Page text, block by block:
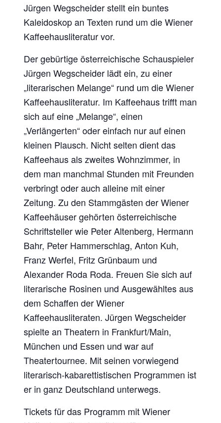
Jürgen Wegscheider stellt ein buntes
Kaleidoskop an Texten rund um die Wiener
Kaffeehausliteratur vor.
Der gebürtige österreichische Schauspieler
Jürgen Wegscheider lädt ein, zu einer
„literarischen Melange“ rund um die Wiener
Kaffeehausliteratur. Im Kaffeehaus trifft man
sich auf eine „Melange“, einen
„Verlängerten“ oder einfach nur auf einen
kleinen Plausch. Nicht selten dient das
Kaffeehaus als zweites Wohnzimmer, in
dem man manchmal Stunden mit Freunden
verbringt oder auch alleine mit einer
Zeitung. Zu den Stammgästen der Wiener
Kaffeehäuser gehörten österreichische
Schriftsteller wie Peter Altenberg, Hermann
Bahr, Peter Hammerschlag, Anton Kuh,
Franz Werfel, Fritz Grünbaum und
Alexander Roda Roda. Freuen Sie sich auf
literarische Rosinen und Ausgewähltes aus
dem Schaffen der Wiener
Kaffeehausliteraten. Jürgen Wegscheider
spielte an Theatern in Frankfurt/Main,
München und Essen und war auf
Theatertournee. Mit seinen vorwiegend
literarisch-kabarettistischen Programmen ist
er in ganz Deutschland unterwegs.
Tickets für das Programm mit Wiener